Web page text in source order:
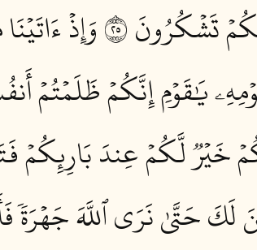
تَشۡكُرُونَ ٥٢
وَإِذۡ
يَٰقَوۡمِ إِنَّكُمۡ ظَلَمۡتُمۡ
خَيۡرٞ لَّكُمۡ عِندَ بَارِئِكُمۡ
لَكَ حَتَّىٰ نَرَى ٱللَّهَ